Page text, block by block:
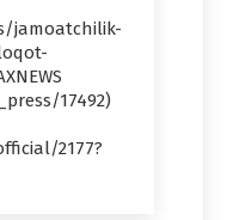
jamoatchilik-
17492)
2177?